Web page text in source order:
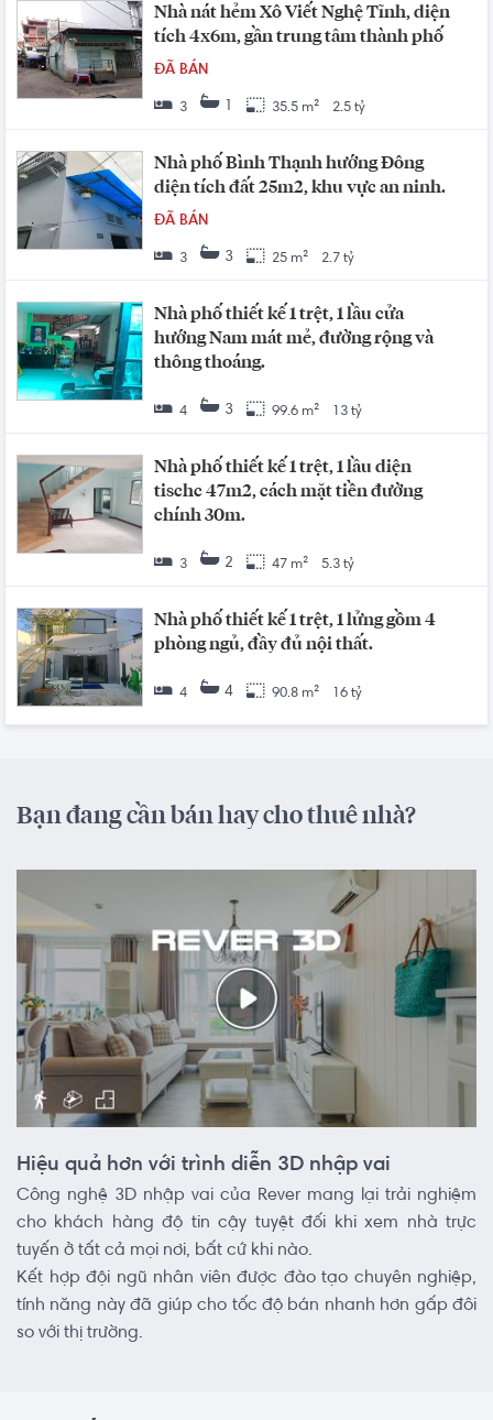
Nhà nát hẻm Xô Viết Nghệ Tĩnh, diện
tích 4x6m, gần trung tâm thành phố
ĐÃ BÁN
3 1 35.5 m² 2.5 tỷ
Nhà phố Bình Thạnh hướng Đông
diện tích đất 25m2, khu vực an ninh.
ĐÃ BÁN
3 3 25 m² 2.7 tỷ
Nhà phố thiết kế 1 trệt, 1 lầu cửa
hướng Nam mát mẻ, đường rộng và
thông thoáng.
4 3 99.6 m² 13 tỷ
Nhà phố thiết kế 1 trệt, 1 lầu diện
tischc 47m2, cách mặt tiền đường
chính 30m.
3 2 47 m² 5.3 tỷ
Nhà phố thiết kế 1 trệt, 1 lửng gồm 4
phòng ngủ, đầy đủ nội thất.
4 4 90.8 m² 16 tỷ
Bạn đang cần bán hay cho thuê nhà?
Hiệu quả hơn với trình diễn 3D nhập vai
Công nghệ 3D nhập vai của Rever mang lại trải nghiệm
cho khách hàng độ tin cậy tuyệt đối khi xem nhà trực
tuyến ở tất cả mọi nơi, bất cứ khi nào.
Kết hợp đội ngũ nhân viên được đào tạo chuyên nghiệp,
tính năng này đã giúp cho tốc độ bán nhanh hơn gấp đôi
so với thị trường.